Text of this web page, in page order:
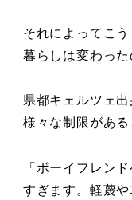
それによってこ
暮らしは変わっ
県都キェルツェ
様々な制限がある
「ボーイフレン
すぎます。軽蔑